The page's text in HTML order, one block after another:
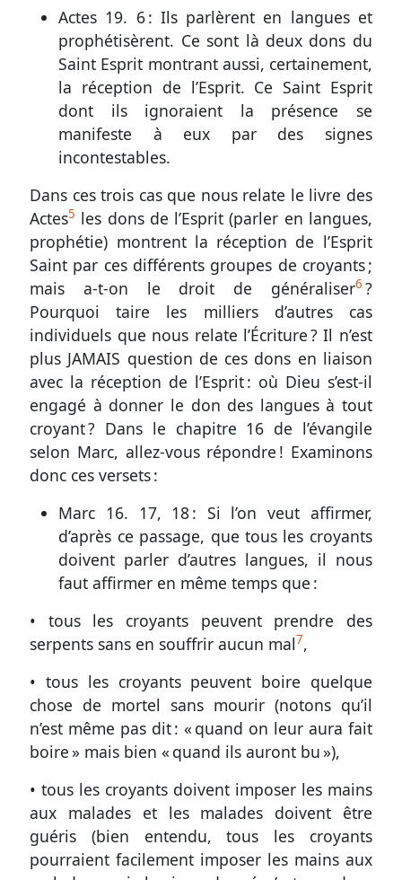
Actes 19. 6: Ils parlèrent en langues et
prophétisèrent. Ce sont là deux dons du
Saint Esprit montrant aussi, certainement,
la réception de l’Esprit. Ce Saint Esprit
dont ils ignoraient la présence se
manifeste à eux par des signes
incontestables.
Dans ces trois cas que nous relate le livre des
Actes5 les dons de l’Esprit (parler en langues,
prophétie) montrent la réception de l’Esprit
Saint par ces différents groupes de croyants ;
mais a-t-on le droit de généraliser6 ?
Pourquoi taire les milliers d’autres cas
individuels que nous relate l’Écriture ? Il n’est
plus JAMAIS question de ces dons en liaison
avec la réception de l’Esprit : où Dieu s’est-il
engagé à donner le don des langues à tout
croyant ? Dans le chapitre 16 de l’évangile
selon Marc, allez-vous répondre ! Examinons
donc ces versets :
Marc 16. 17, 18: Si l’on veut affirmer,
d’après ce passage, que tous les croyants
doivent parler d’autres langues, il nous
faut affirmer en même temps que :
• tous les croyants peuvent prendre des
serpents sans en souffrir aucun mal7,
• tous les croyants peuvent boire quelque
chose de mortel sans mourir (notons qu’il
n’est même pas dit : « quand on leur aura fait
boire » mais bien « quand ils auront bu »),
• tous les croyants doivent imposer les mains
aux malades et les malades doivent être
guéris (bien entendu, tous les croyants
pourraient facilement imposer les mains aux